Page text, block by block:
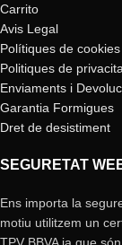
Carrito
Avis Legal
Polítiques de cookies
Politiques de
Enviaments i
Garantia Formigues
Dret de desistiment
SEGURETAT
Ens importa la
motiu utilitzem un